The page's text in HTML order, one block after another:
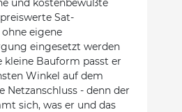
Sat-
eigene
eingesetzt werden
kleine Bauform passt er
Winkel auf dem
Netzanschluss - denn der
sich, was er und das